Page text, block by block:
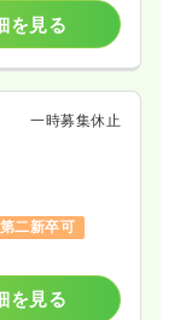
を見る
一時募集休止
第二新卒可
を見る